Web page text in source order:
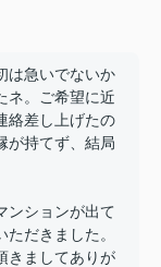
は急いでないか
ネ。ご希望に近
絡差し上げたの
が持てず、結局
ンションが出て
だきました。
きましてありが